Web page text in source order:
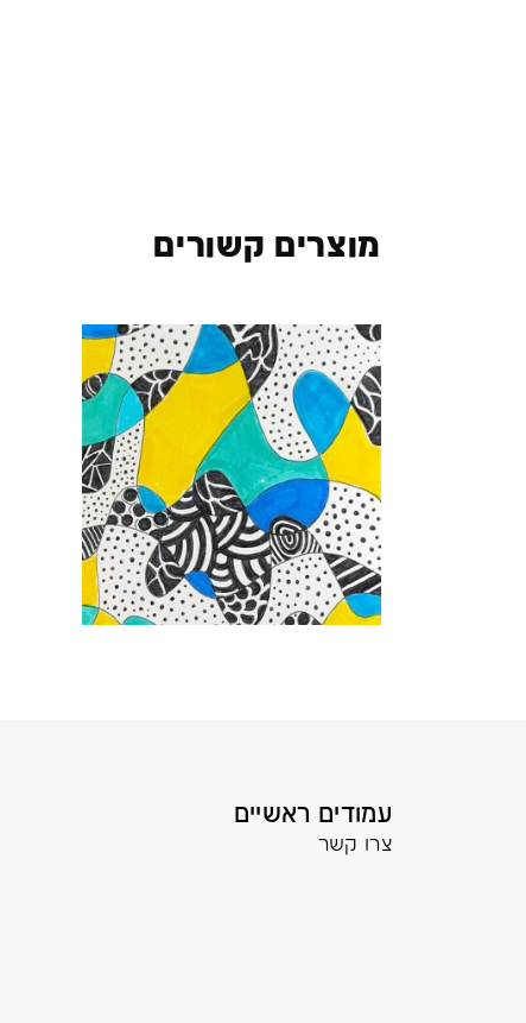
מוצרים קשורים
עמודים ראשיים
צרו קשר